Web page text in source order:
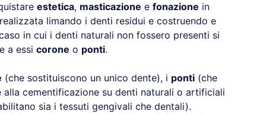
estetica, masticazione e fonazione in
limando i denti residui e costruendo e
in cui i denti naturali non fossero presenti si
a essi corone o ponti.
(che sostituiscono un unico dente), i ponti (che
cementificazione su denti naturali o artificiali
sia i tessuti gengivali che dentali).